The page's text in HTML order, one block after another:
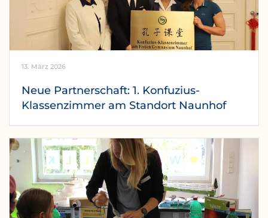
13. März 2026
Neue Partnerschaft: 1. Konfuzius-
Klassenzimmer am Standort Naunhof